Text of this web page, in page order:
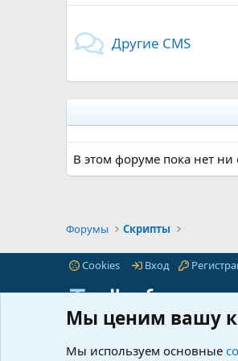
Другие CMS
В этом форуме пока нет
Форумы Скрипты
Cookies Вход
iTnull.info - это популярный
мастеров любого уровня.
Мы ценим вашу
Мы используем основные